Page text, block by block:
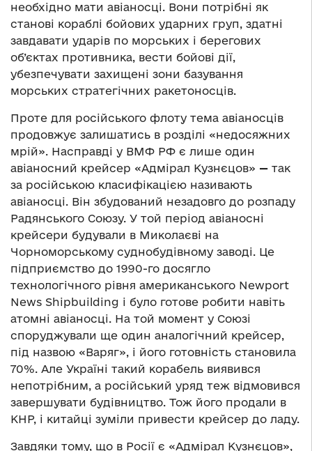
необхідно мати авіаносці. Вони потрібні як
станові кораблі бойових ударних груп, здатні
завдавати ударів по морських і берегових
об’єктах противника, вести бойові дії,
убезпечувати захищені зони базування
морських стратегічних ракетоносців.
Проте для російського флоту тема авіаносців
продовжує залишатись в розділі «недосяжних
мрій». Насправді у ВМФ РФ є лише один
авіаносний крейсер «Адмірал Кузнєцов» — так
за російською класифікацією називають
авіаносці. Він збудований незадовго до розпаду
Радянського Союзу. У той період авіаносні
крейсери будували в Миколаєві на
Чорноморському суднобудівному заводі. Це
підприємство до 1990-го досягло
технологічного рівня американського Newport
News Shipbuilding і було готове робити навіть
атомні авіаносці. На той момент у Союзі
споруджували ще один аналогічний крейсер,
під назвою «Варяг», і його готовність становила
70%. Але Україні такий корабель виявився
непотрібним, а російський уряд теж відмовився
завершувати будівництво. Тож його продали в
КНР, і китайці зуміли привести крейсер до ладу.
Завдяки тому, що в Росії є «Адмірал Кузнєцов»,